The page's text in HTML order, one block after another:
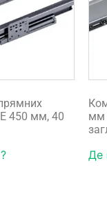
450 мм, 40
мм
Де